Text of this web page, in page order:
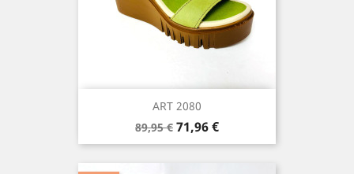
ART 2080
Precio
base
89,95 € Precio
71,96 €